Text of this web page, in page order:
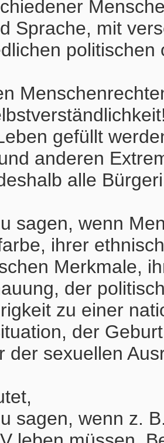
Sprache, mit
gefüllt
anderen
alle
sagen, wenn
ihrer
Merkmale,
der
zu einer
der
der sexuellen
sagen, wenn z.